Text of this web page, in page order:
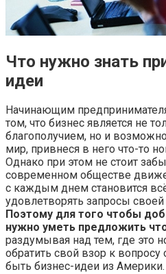
Что нужно знать
идеи
Начинающим
том, что бизнес является не
благополучием, но и
мир, привнеся в него что-то
Однако при этом не стоит
современном обществе
с каждым днем становится
удовлетворять запросы
Поэтому для того чтобы
нужно уметь предложить
раздумывая над тем, где это
обратить свой взор к
быть бизнес-идеи из Америки.